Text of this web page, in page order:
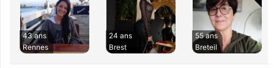
43 ans
Rennes
24 ans
Brest
55 ans
Breteil